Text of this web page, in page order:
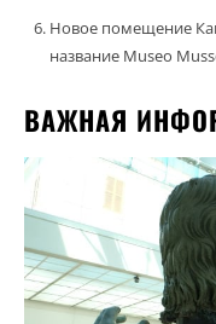
Новое помещение
название Museo
ВАЖНАЯ